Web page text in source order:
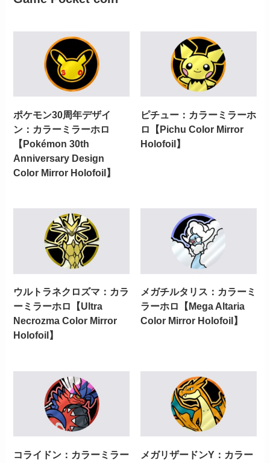
ポケモン30周年デザイ
ン：カラーミラーホロ
【Pokémon 30th
Anniversary Design
Color Mirror Holofoil】
ピチュー：カラーミラーホ
ロ【Pichu Color Mirror
Holofoil】
ウルトラネクロズマ：カラ
ーミラーホロ【Ultra
Necrozma Color Mirror
Holofoil】
メガチルタリス：カラーミ
ラーホロ【Mega Altaria
Color Mirror Holofoil】
コライドン：カラーミラー
メガリザードンY：カラー